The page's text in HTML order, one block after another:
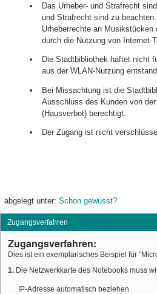
Das Urheber- und Strafrecht
und Strafrecht sind zu
Urheberrechte an Musikstücken
durch die Nutzung von Internet-
Die Stadtbibliothek haftet nicht
aus der WLAN-Nutzung
Bei Missachtung ist die
Ausschluss des Kunden von
(Hausverbot) berechtigt.
Der Zugang ist nicht
abgelegt unter: Schon gewusst?
Zugangsverfahren
Zugangsverfahren:
Dies ist ein exemplarisches Beispiel für
1.Die Netzwerkkarte des Notebooks muss
IP-Adresse automatisch beziehen